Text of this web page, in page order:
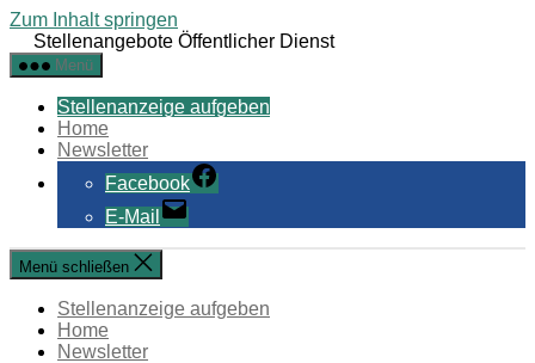
Zum Inhalt springen
Stellenangebote Öffentlicher Dienst
Menü
Stellenanzeige aufgeben
Home
Newsletter
Facebook
E-Mail
Menü schließen
Stellenanzeige aufgeben
Home
Newsletter